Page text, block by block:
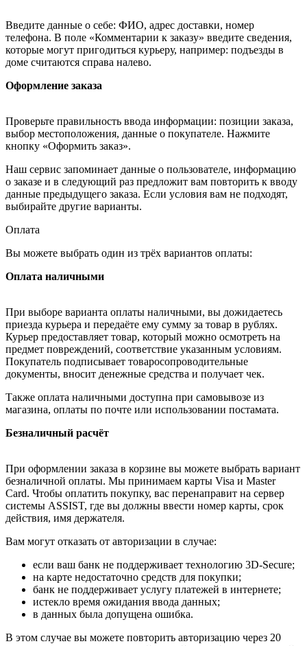
Введите данные о себе: ФИО, адрес доставки, номер
телефона. В поле «Комментарии к заказу» введите сведения,
которые могут пригодиться курьеру, например: подъезды в
доме считаются справа налево.
Оформление заказа
Проверьте правильность ввода информации: позиции заказа,
выбор местоположения, данные о покупателе. Нажмите
кнопку «Оформить заказ».
Наш сервис запоминает данные о пользователе, информацию
о заказе и в следующий раз предложит вам повторить к вводу
данные предыдущего заказа. Если условия вам не подходят,
выбирайте другие варианты.
Оплата
Вы можете выбрать один из трёх вариантов оплаты:
Оплата наличными
При выборе варианта оплаты наличными, вы дожидаетесь
приезда курьера и передаёте ему сумму за товар в рублях.
Курьер предоставляет товар, который можно осмотреть на
предмет повреждений, соответствие указанным условиям.
Покупатель подписывает товаросопроводительные
документы, вносит денежные средства и получает чек.
Также оплата наличными доступна при самовывозе из
магазина, оплаты по почте или использовании постамата.
Безналичный расчёт
При оформлении заказа в корзине вы можете выбрать вариант
безналичной оплаты. Мы принимаем карты Visa и Master
Card. Чтобы оплатить покупку, вас перенаправит на сервер
системы ASSIST, где вы должны ввести номер карты, срок
действия, имя держателя.
Вам могут отказать от авторизации в случае:
если ваш банк не поддерживает технологию 3D-Secure;
на карте недостаточно средств для покупки;
банк не поддерживает услугу платежей в интернете;
истекло время ожидания ввода данных;
в данных была допущена ошибка.
В этом случае вы можете повторить авторизацию через 20